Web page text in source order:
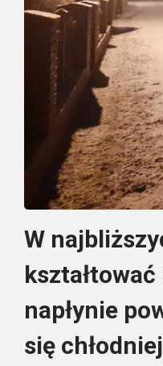
W
napłynie
się